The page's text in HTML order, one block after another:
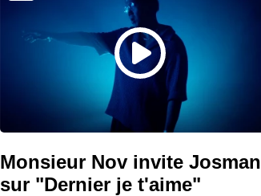
Monsieur Nov invite Josman
sur "Dernier je t'aime"